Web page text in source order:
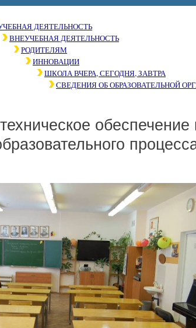
ДЕЯТЕЛЬНОСТЬ
ВНЕУЧЕБНАЯ ДЕЯТЕЛЬНОСТЬ
РОДИТЕЛЯМ
ИННОВАЦИИ
ШКОЛА ВЧЕРА, СЕГОДНЯ, ЗАВТРА
СВЕДЕНИЯ ОБ ОБРАЗОВАТЕЛЬНОЙ